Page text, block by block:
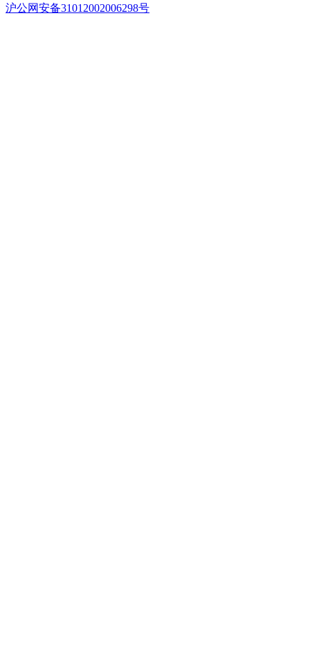
沪公网安备31012002006298号